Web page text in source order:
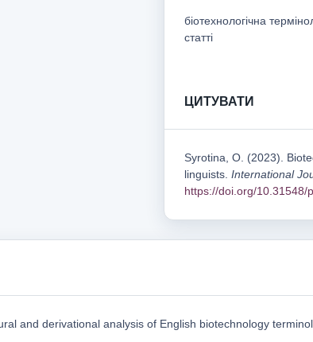
біотехнологічна
статті
ЦИТУВАТИ
Syrotina, O. (2023).
linguists.International
https://doi.org/10.31548/
and derivational analysis of English biotechnology